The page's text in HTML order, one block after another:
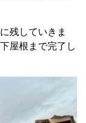
残していきま
屋根まで完了し